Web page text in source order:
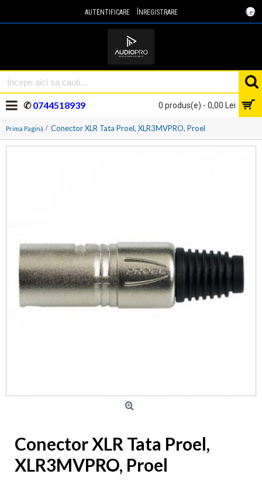
Lei
AUTENTIFICARE ÎNREGISTRARE
0 produs(e) - 0,00 Lei
✆0744518939
Prima Pagină Conector XLR Tata Proel, XLR3MVPRO, Proel
Conector XLR Tata Proel,
XLR3MVPRO, Proel